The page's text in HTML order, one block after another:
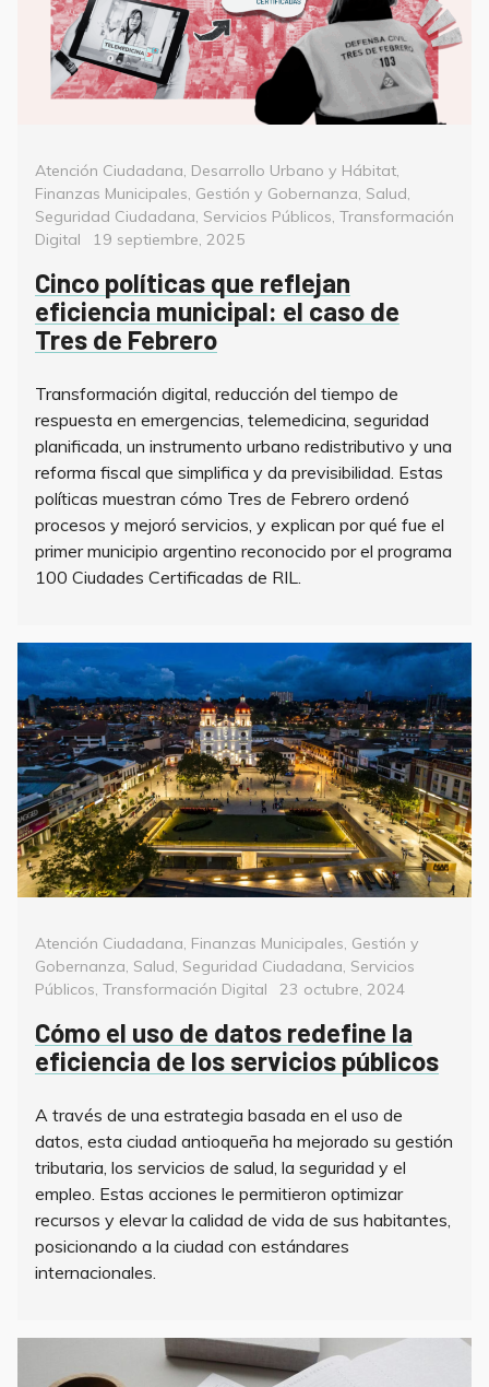
Categorías
Atención Ciudadana, Desarrollo Urbano y Hábitat,
Finanzas Municipales, Gestión y Gobernanza, Salud,
Seguridad Ciudadana, Servicios Públicos, Transformación
Digital
Posted
19 septiembre, 2025
Cinco políticas que reflejan
eficiencia municipal: el caso de
Tres de Febrero
Transformación digital, reducción del tiempo de
respuesta en emergencias, telemedicina, seguridad
planificada, un instrumento urbano redistributivo y una
reforma fiscal que simplifica y da previsibilidad. Estas
políticas muestran cómo Tres de Febrero ordenó
procesos y mejoró servicios, y explican por qué fue el
primer municipio argentino reconocido por el programa
100 Ciudades Certificadas de RIL.
Categorías
Atención Ciudadana, Finanzas Municipales, Gestión y
Gobernanza, Salud, Seguridad Ciudadana, Servicios
Públicos, Transformación Digital
Posted
23 octubre, 2024
Cómo el uso de datos redefine la
eficiencia de los servicios públicos
A través de una estrategia basada en el uso de
datos, esta ciudad antioqueña ha mejorado su gestión
tributaria, los servicios de salud, la seguridad y el
empleo. Estas acciones le permitieron optimizar
recursos y elevar la calidad de vida de sus habitantes,
posicionando a la ciudad con estándares
internacionales.